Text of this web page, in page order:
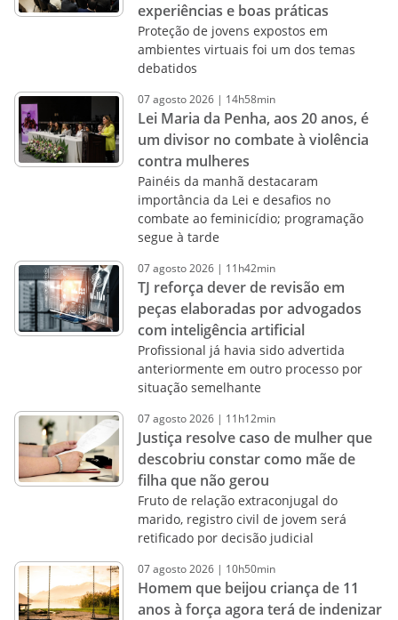
experiências e boas práticas
Proteção de jovens expostos em
ambientes virtuais foi um dos temas
debatidos
07agosto2026 | 14h58min
Lei Maria da Penha, aos 20 anos, é
um divisor no combate à violência
contra mulheres
Painéis da manhã destacaram
importância da Lei e desafios no
combate ao feminicídio; programação
segue à tarde
07agosto2026 | 11h42min
TJ reforça dever de revisão em
peças elaboradas por advogados
com inteligência artificial
Profissional já havia sido advertida
anteriormente em outro processo por
situação semelhante
07agosto2026 | 11h12min
Justiça resolve caso de mulher que
descobriu constar como mãe de
filha que não gerou
Fruto de relação extraconjugal do
marido, registro civil de jovem será
retificado por decisão judicial
07agosto2026 | 10h50min
Homem que beijou criança de 11
anos à força agora terá de indenizar